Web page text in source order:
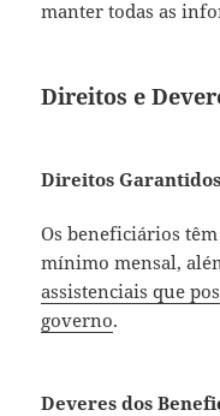
manter todas as
Direitos e
Direitos Garantidos
Os beneficiários
mínimo mensal,
assistenciais que
governo.
Deveres dos